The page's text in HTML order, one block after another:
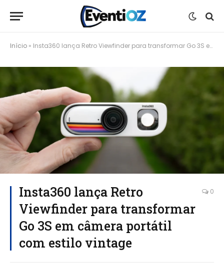
Início » Insta360 lança Retro Viewfinder para transformar Go 3S em câmera portátil com estilo vintage
Insta360 lança Retro
Viewfinder para transformar
Go 3S em câmera portátil
com estilo vintage
0